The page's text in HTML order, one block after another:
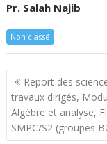
Pr. Salah Najib
Non classé
Navigation
de
l’article
Report des
travaux dirigés,
Algèbre et analyse,
SMPC/S2 (groupes